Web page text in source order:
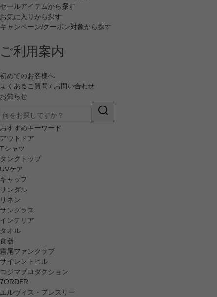
セールアイテムから探す
お気に入りから探す
キャンペーン/クーポン対象から探す
ご利用案内
初めてのお客様へ
よくあるご質問 / お問い合わせ
お知らせ
おすすめキーワード
アウトドア
Tシャツ
タンクトップ
UVケア
キャップ
サンダル
リネン
サングラス
インテリア
タオル
食器
霧尾ファンクラブ
サイレントヒル
コジマプロダクション
7ORDER
エルヴィス・プレスリー